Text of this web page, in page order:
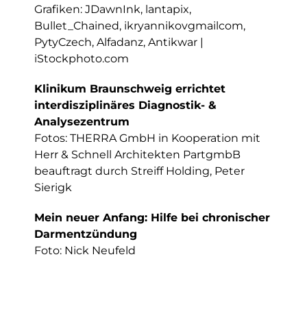
Grafiken: JDawnInk, lantapix,
Bullet_Chained, ikryannikovgmailcom,
PytyCzech, Alfadanz, Antikwar |
iStockphoto.com
Klinikum Braunschweig errichtet
interdisziplinäres Diagnostik- &
Analysezentrum
Fotos: THERRA GmbH in Kooperation mit
Herr & Schnell Architekten PartgmbB
beauftragt durch Streiff Holding, Peter
Sierigk
Mein neuer Anfang: Hilfe bei chronischer
Darmentzündung
Foto: Nick Neufeld